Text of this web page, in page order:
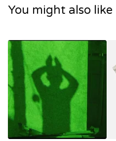
You might also like